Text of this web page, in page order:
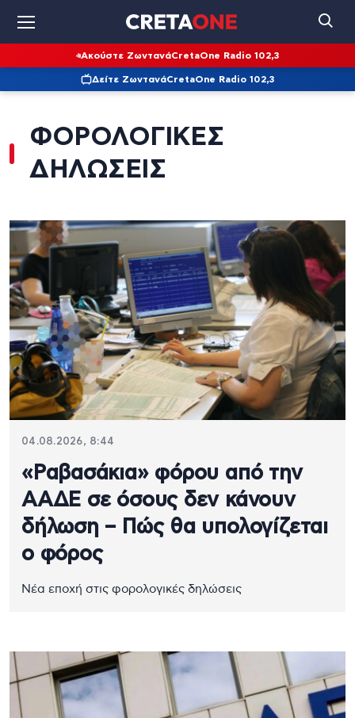
Ακούστε ΖωντανάCretaOne Radio 102,3
Δείτε ΖωντανάCretaOne Radio 102,3
ΦΟΡΟΛΟΓΙΚΕΣ
ΔΗΛΩΣΕΙΣ
04.08.2026, 8:44
«Ραβασάκια» φόρου από την
ΑΑΔΕ σε όσους δεν κάνουν
δήλωση – Πώς θα υπολογίζεται
ο φόρος
Νέα εποχή στις φορολογικές δηλώσεις